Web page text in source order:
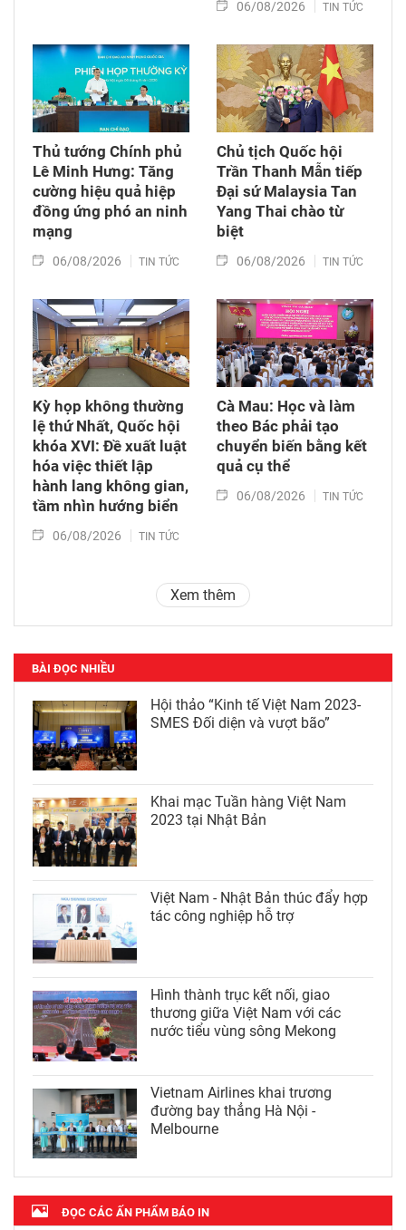
06/08/2026 TIN TỨC
Thủ tướng Chính phủ
Lê Minh Hưng: Tăng
cường hiệu quả hiệp
đồng ứng phó an ninh
mạng
06/08/2026 TIN TỨC
Chủ tịch Quốc hội
Trần Thanh Mẫn tiếp
Đại sứ Malaysia Tan
Yang Thai chào từ
biệt
06/08/2026 TIN TỨC
Kỳ họp không thường
lệ thứ Nhất, Quốc hội
khóa XVI: Đề xuất luật
hóa việc thiết lập
hành lang không gian,
tầm nhìn hướng biển
06/08/2026 TIN TỨC
Cà Mau: Học và làm
theo Bác phải tạo
chuyển biến bằng kết
quả cụ thể
06/08/2026 TIN TỨC
Xem thêm
BÀI ĐỌC NHIỀU
Hội thảo “Kinh tế Việt Nam 2023-
SMES Đối diện và vượt bão”
Khai mạc Tuần hàng Việt Nam
2023 tại Nhật Bản
Việt Nam - Nhật Bản thúc đẩy hợp
tác công nghiệp hỗ trợ
Hình thành trục kết nối, giao
thương giữa Việt Nam với các
nước tiểu vùng sông Mekong
Vietnam Airlines khai trương
đường bay thẳng Hà Nội -
Melbourne
ĐỌC CÁC ẤN PHẨM BÁO IN